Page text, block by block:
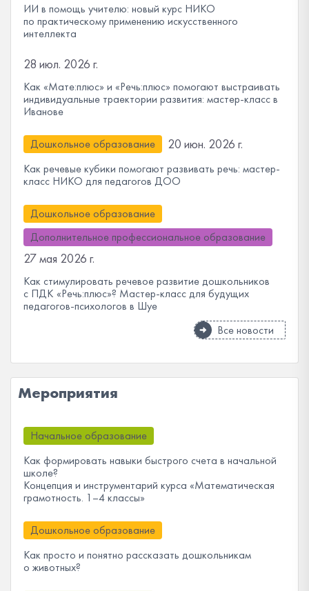
ИИ в помощь учителю: новый курс НИКО
по практическому применению искусственного
интеллекта
28 июл. 2026 г.
Как «Мате:плюс» и «Речь:плюс» помогают выстраивать
индивидуальные траектории развития: мастер-класс в
Иванове
Дошкольное образование 20 июн. 2026 г.
Как речевые кубики помогают развивать речь: мастер-
класс НИКО для педагогов ДОО
Дошкольное образование
Дополнительное профессиональное образование
27 мая 2026 г.
Как стимулировать речевое развитие дошкольников
с ПДК «Речь:плюс»? Мастер-класс для будущих
педагогов-психологов в Шуе
Все новости
Мероприятия
Начальное образование
Как формировать навыки быстрого счета в начальной
школе?
Концепция и инструментарий курса «Математическая
грамотность. 1–4 классы»
Дошкольное образование
Как просто и понятно рассказать дошкольникам
о животных?